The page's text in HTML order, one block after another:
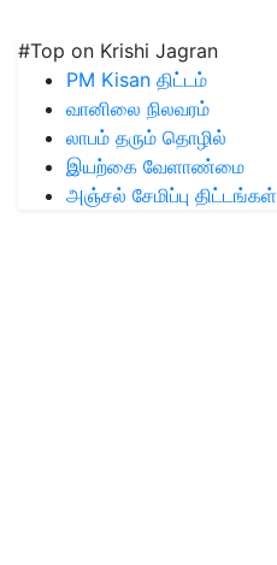
#Top on Krishi Jagran
PM Kisan திட்டம்
வானிலை நிலவரம்
லாபம் தரும் தொழில்
இயற்கை வேளாண்மை
அஞ்சல் சேமிப்பு திட்டங்கள்